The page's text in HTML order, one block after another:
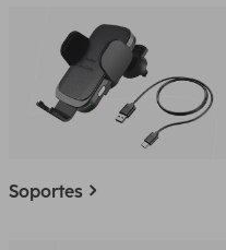
Soportes